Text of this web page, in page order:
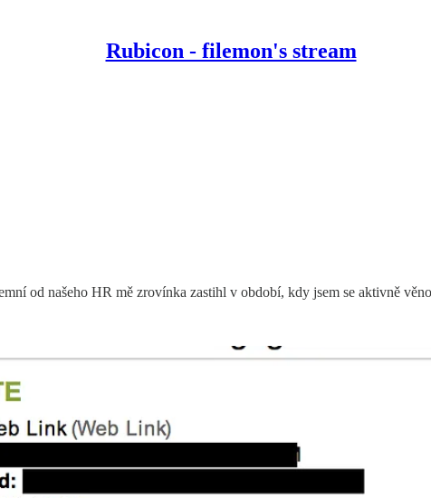
Rubicon - filemon's stream
od našeho HR mě zrovínka zastihl v období, kdy jsem se aktivně